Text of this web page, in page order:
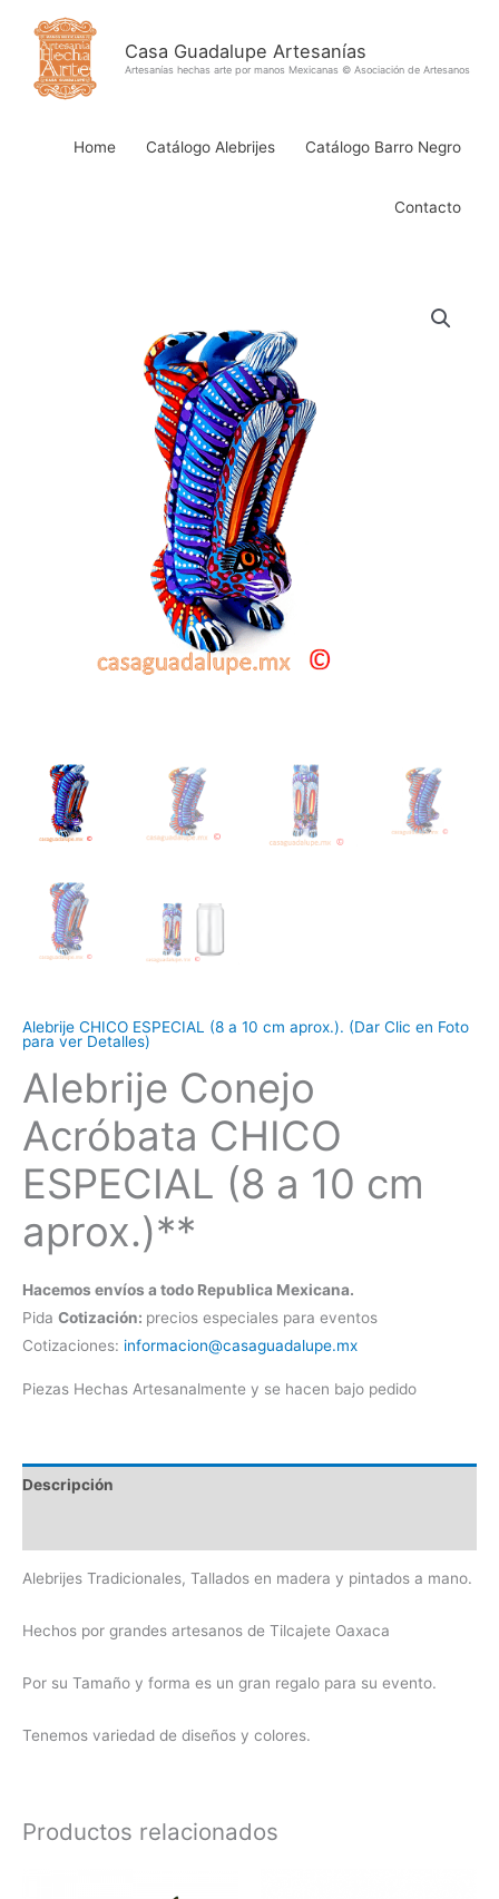
contenido
Casa Guadalupe Artesanías
Artesanías hechas arte por manos Mexicanas © Asociación de Artesanos
Home Catálogo Alebrijes Catálogo Barro Negro
Contacto
Alebrije CHICO ESPECIAL (8 a 10 cm aprox.). (Dar Clic en Foto
para ver Detalles)
Alebrije Conejo
Acróbata CHICO
ESPECIAL (8 a 10 cm
aprox.)**
Hacemos envíos a todo Republica Mexicana.
Pida Cotización: precios especiales para eventos
Cotizaciones: informacion@casaguadalupe.mx
Piezas Hechas Artesanalmente y se hacen bajo pedido
Descripción
Alebrijes Tradicionales, Tallados en madera y pintados a mano.
Hechos por grandes artesanos de Tilcajete Oaxaca
Por su Tamaño y forma es un gran regalo para su evento.
Tenemos variedad de diseños y colores.
Productos relacionados